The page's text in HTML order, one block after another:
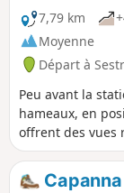
7,79 km
Moyenne
Départ à
Peu avant la
hameaux, en
offrent des vues
italienne. Cette
Champlas du